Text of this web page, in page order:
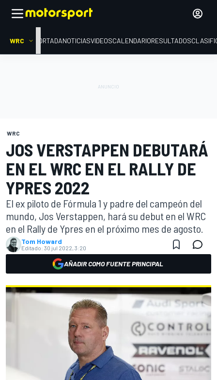
WRC PORTADANOTICIASVIDEOSCALENDARIORESULTADOS
WRC
JOS VERSTAPPEN DEBUTARÁ
EN EL WRC EN EL RALLY DE
YPRES 2022
El ex piloto de Fórmula 1 y padre del campeón del
mundo, Jos Verstappen, hará su debut en el WRC
en el Rally de Ypres en el próximo mes de agosto.
Tom Howard
Editado: 30 jul 2022, 3:20
AÑADIR COMO FUENTE PRINCIPAL